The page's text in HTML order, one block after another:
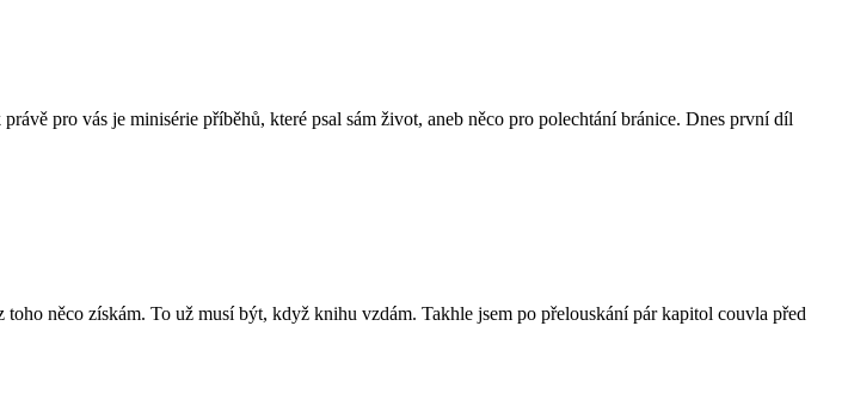
pro vás je minisérie příběhů, které psal sám život, aneb něco pro polechtání bránice. Dnes první díl
něco získám. To už musí být, když knihu vzdám. Takhle jsem po přelouskání pár kapitol couvla před